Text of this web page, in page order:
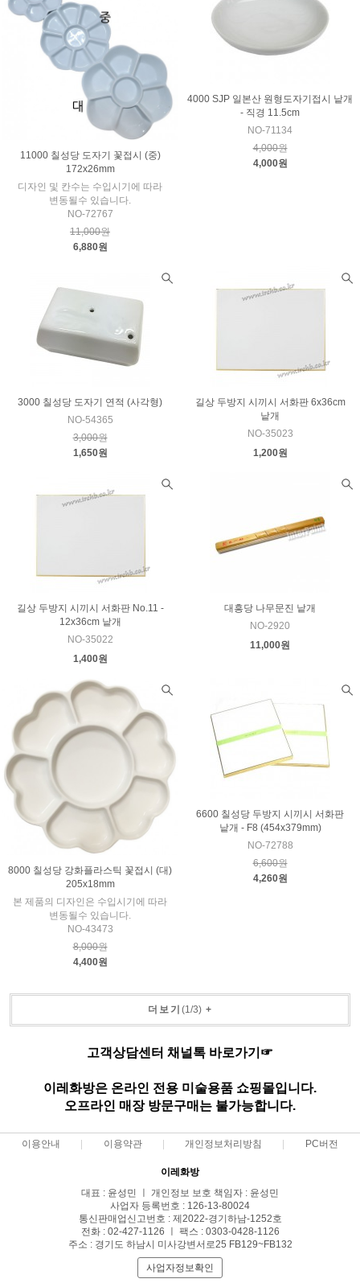
11000 칠성당 도자기 꽃접시 (중)
172x26mm
디자인 및 칸수는 수입시기에 따라
변동될수 있습니다.
NO-72767
11,000원
6,880원
4000 SJP 일본산 원형도자기접시 낱개
- 직경 11.5cm
NO-71134
4,000원
4,000원
3000 칠성당 도자기 연적 (사각형)
NO-54365
3,000원
1,650원
길상 두방지 시끼시 서화판 6x36cm
낱개
NO-35023
1,200원
길상 두방지 시끼시 서화판 No.11 -
12x36cm 낱개
NO-35022
1,400원
대흥당 나무문진 낱개
NO-2920
11,000원
8000 칠성당 강화플라스틱 꽃접시 (대)
205x18mm
본 제품의 디자인은 수입시기에 따라
변동될수 있습니다.
NO-43473
8,000원
4,400원
6600 칠성당 두방지 시끼시 서화판
낱개 - F8 (454x379mm)
NO-72788
6,600원
4,260원
더보기 (1/3)+
고객상담센터 채널톡 바로가기☞
이레화방은 온라인 전용 미술용품 쇼핑몰입니다.
오프라인 매장 방문구매는 불가능합니다.
이용안내 이용약관 개인정보처리방침 PC버전
이레화방
대표 : 윤성민 ㅣ 개인정보 보호 책임자 : 윤성민
사업자 등록번호 : 126-13-80024
통신판매업신고번호 : 제2022-경기하남-1252호
전화 : 02-427-1126 ㅣ 팩스 : 0303-0428-1126
주소 : 경기도 하남시 미사강변서로25 FB129~FB132
사업자정보확인